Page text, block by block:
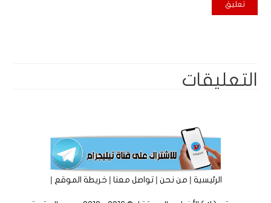
التعليقات
الرئيسية|من نحن|تواصل معنا|خريطة الموقع |